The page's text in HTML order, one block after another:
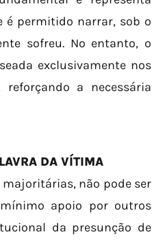
é permitido narrar, sob o
sofreu. No entanto, o
exclusivamente nos
a necessária
DA VÍTIMA
não pode ser
apoio por outros
da presunção de